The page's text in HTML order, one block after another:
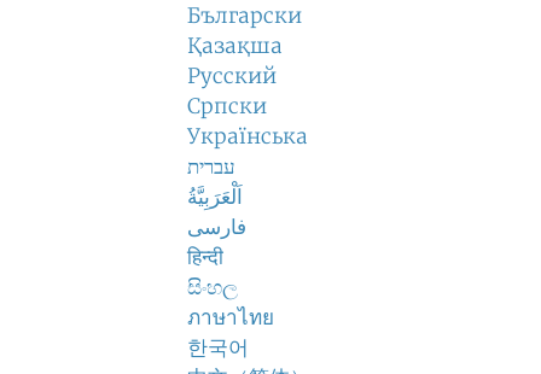
Български
Қазақша
Русский
Српски
Українська
עברית
اَلْعَرَبِيَّةُ
فارسی
हिन्दी
සිංහල
ภาษาไทย
한국어